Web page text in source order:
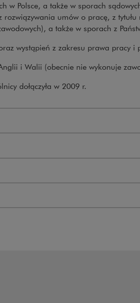
w Polsce, a także w sporach
rozwiązywania umów o pracę, z
a także w sporach z
wystąpień z zakresu prawa pracy i
i Walii (obecnie nie wykonuje
dołączyła w 2009 r.